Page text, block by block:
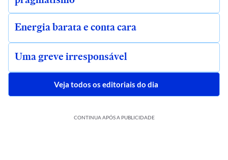
Energia barata e conta cara
Uma greve irresponsável
Veja todos os editoriais do dia
CONTINUA APÓS A PUBLICIDADE